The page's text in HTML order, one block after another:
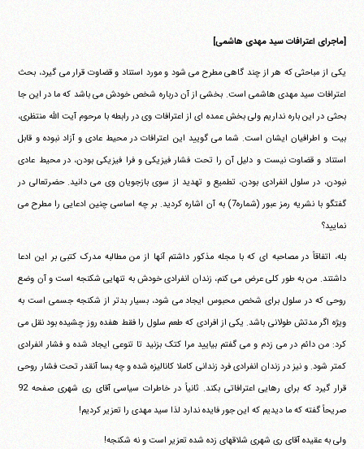
[ماجرای اعترافات سید مهدی هاشمی]
یکی از مباحثی که هر از چند گاهی مطرح می شود و مورد استناد و قضاوت قرار می گیرد، بحث
اعترافات سید مهدی هاشمی است. بخشی از آن درباره شخص خودش می باشد که ما در این جا
بحثی در این باره نداریم ولی بخش عمده ای از اعترافات وی در رابطه با مرحوم آیت الله منتظری،
بیت و اطرافیان ایشان است. شما می گویید این اعترافات در محیط عادی و آزاد نبوده و قابل
استناد و قضاوت نیست و دلیل آن را تحت فشار فیزیکی و فرا فیزیکی بودن، در محیط عادی
نبودن، در سلول انفرادی بودن، تطمیع و تهدید از سوی بازجویان وی می دانید. حضرتعالی در
گفتگو با نشریه رمز عبور (شماره7) به آن اشاره کردید. بر چه اساسی چنین ادعایی را مطرح می
نمایید؟
بله، اتفاقاً در مصاحبه ای که با مجله مذکور داشتم آنها از من مطالبه مدرک کتبی بر این ادعا
داشتند. من به طور کلی عرض می کنم، زندان انفرادی خودش به تنهایی شکنجه است و آن وضع
روحی که در سلول برای شخص محبوس ایجاد می شود، بسیار بدتر از شکنجه جسمی است به
ویژه اگر مدتش طولانی باشد. یکی از افرادی که طعم سلول را فقط هفده روز چشیده بود نقل می
کرد: من دائم در می زدم و می گفتم بیایید مرا کتک بزنید تا تنوعی ایجاد شده و فشار انفرادی
کمتر شود. و نیز در زندان انفرادی فرد زندانی کاملا کانالیزه شده و چه بسا آنقدر تحت فشار روحی
قرار گیرد که برای رهایی اعترافاتی بکند. ثانیاً در خاطرات سیاسی آقای ری شهری صفحه 92
صریحاً گفته که ما دیدیم که این جور فایده ندارد لذا سید مهدی را تعزیر کردیم!
ولی به عقیده آقای ری شهری شلاقهای زده شده تعزیر است و نه شکنجه!
آیت‌الله منتظری
وب سایت رسمی آیت‌الله منتظری
ایران
، قم،میدان مصلّی، بلوار شهید محمّد منتظری، كوچه
شماره ٨ کد پستی: 3713744381
تلفن 37740011-25-98+ تا 14